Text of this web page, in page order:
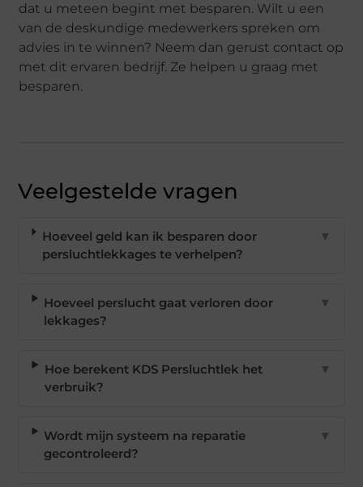
dat u meteen begint met besparen. Wilt u een
van de deskundige medewerkers spreken om
advies in te winnen? Neem dan gerust contact op
met dit ervaren bedrijf. Ze helpen u graag met
besparen.
Veelgestelde vragen
Hoeveel geld kan ik besparen door
persluchtlekkages te verhelpen?
▼
Hoeveel perslucht gaat verloren door
lekkages?
▼
Hoe berekent KDS Persluchtlek het
verbruik?
▼
Wordt mijn systeem na reparatie
gecontroleerd?
▼